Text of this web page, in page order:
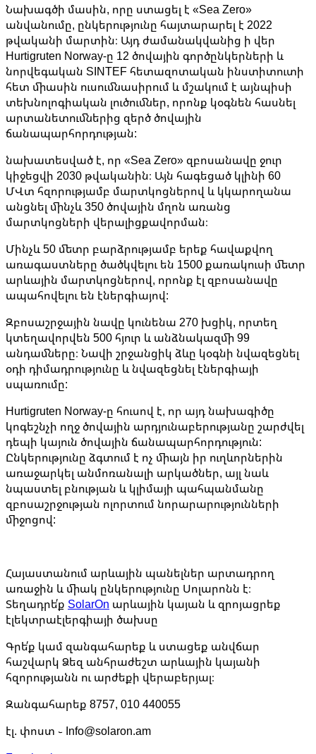
Նախագծի մասին, որը ստացել է «Sea Zero»
անվանումը, ընկերությունը հայտարարել է 2022
թվականի մարտին։ Այդ ժամանակվանից ի վեր
Hurtigruten Norway-ը 12 ծովային գործընկերների և
նորվեգական SINTEF հետազոտական ​​ինստիտուտի
հետ միասին ուսումնասիրում և մշակում է այնպիսի
տեխնոլոգիական լուծումներ, որոնք կօգնեն հասնել
արտանետումներից զերծ ծովային
ճանապարհորդության:
նախատեսված է, որ «Sea Zero» զբոսանավը ջուր
կիջեցվի 2030 թվականին։ Այն հագեցած կլինի 60
ՄՎտ հզորությամբ մարտկոցներով և կկարողանա
անցնել մինչև 350 ծովային մղոն առանց
մարտկոցների վերալիցքավորման։
Մինչև 50 մետր բարձրությամբ երեք հավաքվող
առագաստները ծածկվելու են 1500 քառակուսի մետր
արևային մարտկոցներով, որոնք էլ զբոսանավը
ապահովելու են էներգիայով:
Զբոսաշրջային նավը կունենա 270 խցիկ, որտեղ
կտեղավորվեն 500 հյուր և անձնակազմի 99
անդամները։ Նավի շրջանցիկ ձևը կօգնի նվազեցնել
օդի դիմադրությունը և նվազեցնել էներգիայի
սպառումը:
Hurtigruten Norway-ը հուսով է, որ այդ նախագիծը
կոգեշնչի ողջ ծովային արդյունաբերությանը շարժվել
դեպի կայուն ծովային ճանապարհորդություն:
Ընկերությունը ձգտում է ոչ միայն իր ուղևորներին
առաջարկել անմոռանալի արկածներ, այլ նաև
նպաստել բնության և կլիմայի պահպանմանը
զբոսաշրջության ոլորտում նորարարությունների
միջոցով:
Հայաստանում արևային պանելներ արտադրող
առաջին և միակ ընկերությունը Սոլարոնն է։
Տեղադրե՛ք SolarOn արևային կայան և զրոյացրեք
էլեկտրաէլերգիայի ծախսը
Գրե՛ք կամ զանգահարեք և ստացեք անվճար
հաշվարկ Ձեզ անհրաժեշտ արևային կայանի
հզորությանն ու արժեքի վերաբերյալ։
Զանգահարեք 8757, 010 440055
էլ. փոստ ֊ Info@solaron.am